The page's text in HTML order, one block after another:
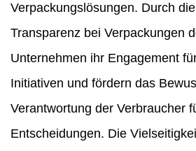
Verpackungslösungen. Durch
Transparenz bei Verpackungen
Unternehmen ihr Engagement
Initiativen und fördern das
Verantwortung der Verbraucher
Entscheidungen. Die